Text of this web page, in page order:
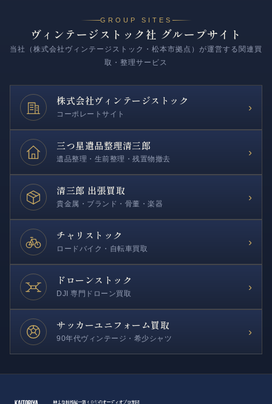
GROUP SITES
ヴィンテージストック社 グループサイト
当社（株式会社ヴィンテージストック・松本市拠点）が運営する関連買
取・整理サービス
株式会社ヴィンテージストック
コーポレートサイト
›
三つ星遺品整理清三郎
遺品整理・生前整理・残置物撤去
›
清三郎 出張買取
貴金属・ブランド・骨董・楽器
›
チャリストック
ロードバイク・自転車買取
›
ドローンストック
DJI 専門ドローン買取
›
サッカーユニフォーム買取
90年代ヴィンテージ・希少シャツ
›